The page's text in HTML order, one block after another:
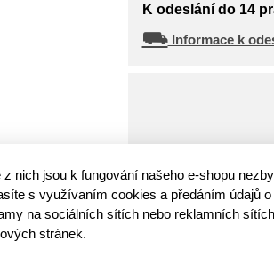
K odeslání do 14
⛟Informace k
Do košíku
nich jsou k fungování našeho e-shopu
s využívaním cookies a předáním údajů
na sociálních sítích nebo reklamních
stránek.